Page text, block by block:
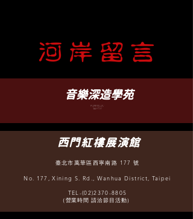
​音樂深造學苑
西門紅樓展演館
臺北市萬華區西寧南路 177 號
No. 177, Xining S. Rd., Wanhua District, Taipei
TEL-(02)2370-8805
（營業時間 請洽節目活動）